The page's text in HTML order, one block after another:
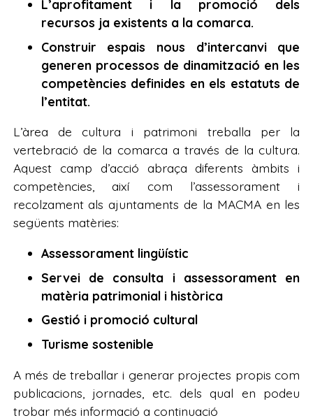
L’aprofitament i la promoció dels
recursos ja existents a la comarca.
Construir espais nous d’intercanvi que
generen processos de dinamització en les
competències definides en els estatuts de
l’entitat.
L’àrea de cultura i patrimoni treballa per la
vertebració de la comarca a través de la cultura.
Aquest camp d’acció abraça diferents àmbits i
competències, així com l’assessorament i
recolzament als ajuntaments de la MACMA en les
següents matèries:
Assessorament lingüístic
Servei de consulta i assessorament en
matèria patrimonial i històrica
Gestió i promoció cultural
Turisme sostenible
A més de treballar i generar projectes propis com
publicacions, jornades, etc. dels qual en podeu
trobar més informació a continuació